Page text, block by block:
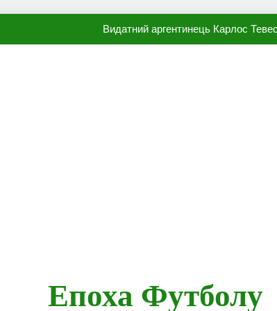
Видатний аргентинець Карлос
Епоха Футболу